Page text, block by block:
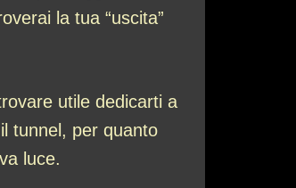
la tua “uscita”
utile dedicarti a
tunnel, per quanto
luce.